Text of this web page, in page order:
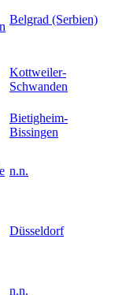
Belgrad (Serbien)
Kottweiler-
Schwanden
Bietigheim-
Bissingen
n.n.
Düsseldorf
n.n.